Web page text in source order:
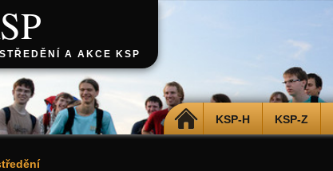
A AKCE KSP
DOMŮ KSP-H KSP-Z